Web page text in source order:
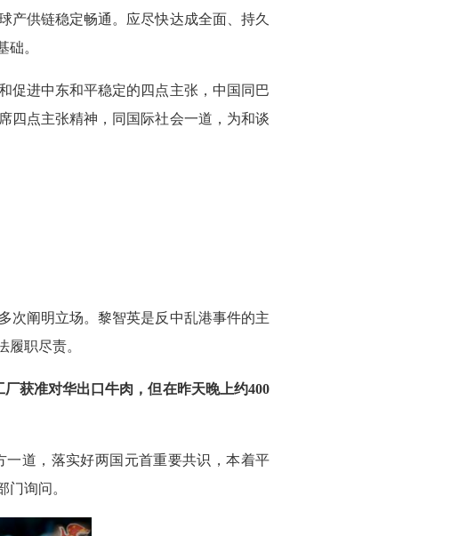
产供链稳定畅通。应尽快达成全面、持久
。
促进中东和平稳定的四点主张，中国同巴
四点主张精神，同国际社会一道，为和谈
次阐明立场。黎智英是反中乱港事件的主
职尽责。
获准对华出口牛肉，但在昨天晚上约400
道，落实好两国元首重要共识，本着平
询问。